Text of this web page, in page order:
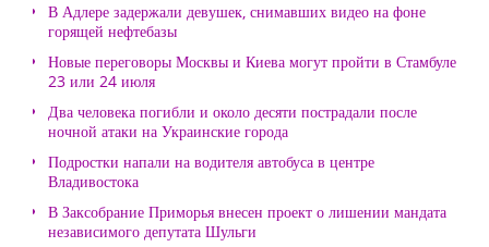
В Адлере задержали девушек, снимавших видео на фоне
горящей нефтебазы
Новые переговоры Москвы и Киева могут пройти в Стамбуле
23 или 24 июля
Два человека погибли и около десяти пострадали после
ночной атаки на Украинские города
Подростки напали на водителя автобуса в центре
Владивостока
В Заксобрание Приморья внесен проект о лишении мандата
независимого депутата Шульги